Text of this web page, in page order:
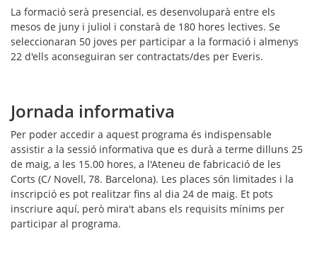
La formació serà presencial, es desenvoluparà entre els
mesos de juny i juliol i constarà de 180 hores lectives. Se
seleccionaran 50 joves per participar a la formació i almenys
22 d'ells aconseguiran ser contractats/des per Everis.
Jornada informativa
Per poder accedir a aquest programa és indispensable
assistir a la sessió informativa que es durà a terme dilluns 25
de maig, a les 15.00 hores, a l'Ateneu de fabricació de les
Corts (C/ Novell, 78. Barcelona). Les places són limitades i la
inscripció es pot realitzar fins al dia 24 de maig. Et pots
inscriure aquí, però mira't abans els requisits mínims per
participar al programa.